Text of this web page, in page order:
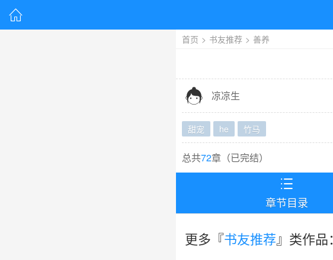

首页 > 书友推荐 > 善养
 凉凉生
甜宠 he 竹马
总共72章（已完结）

章节目录
更多『书友推荐』类作品：